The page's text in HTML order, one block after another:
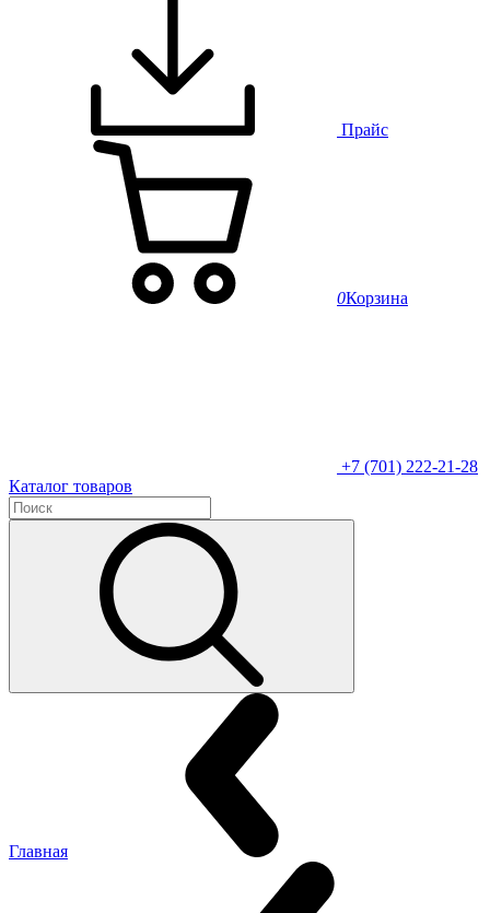
Прайс
0Корзина
+7 (701) 222-21-28
Каталог товаров
Главная